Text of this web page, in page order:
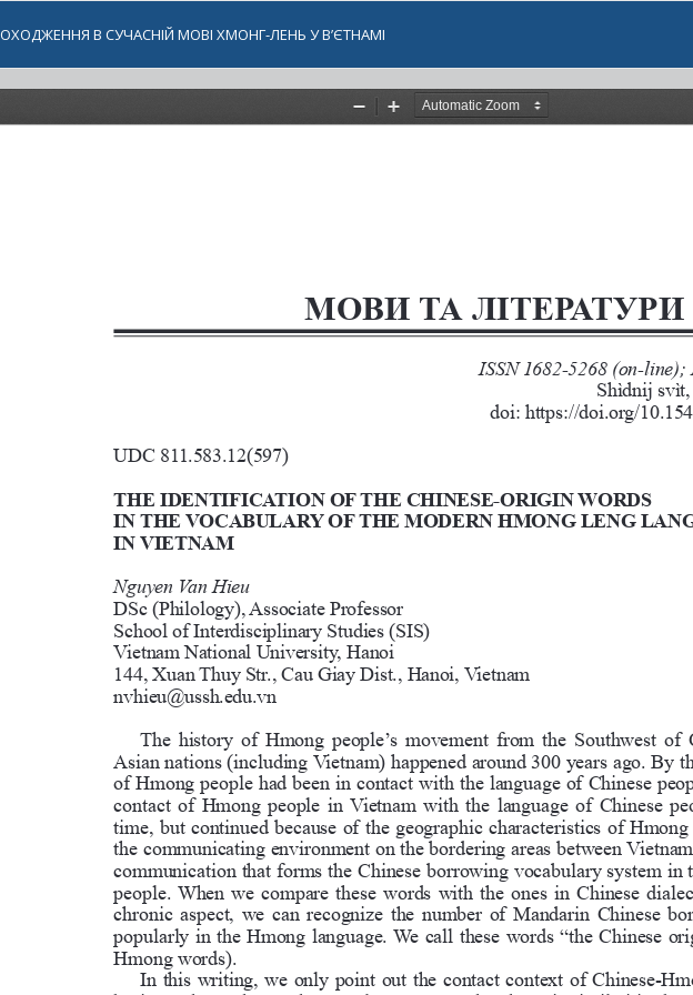
В СУЧАСНІЙ МОВІ ХМОНГ-ЛЕНЬ У В’ЄТНАМІ